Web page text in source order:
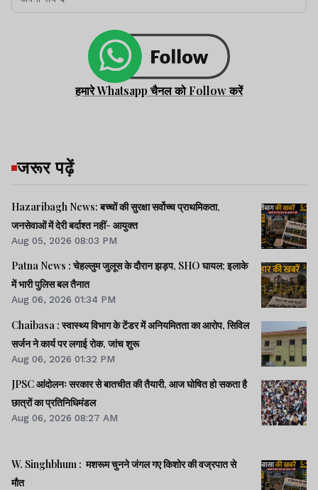
हड़कंप, जांच में मिले पशु
अवशेष
मामला : एयरफोर्स अधिकारी
की पत्नी ने आरोप नकारा,
कहा, मैंने किया है दहेज
प्रताड़ना का केस
Lagatar Media की यह खबर आपको कैसी लगी.
नीचे दिए गए कमेंट बॉक्स में अपनी राय साझा करें
हमारे Whatsapp चैनल को Follow करें
जरूर पढ़ें
Hazaribagh News: बच्चों की सुरक्षा सर्वोच्च प्राथमिकता,
जनसेवाओं में देरी बर्दाश्त नहीं- आयुक्त
Aug 05, 2026 08:03 PM
Patna News : चेहल्लुम जुलूस के दौरान झड़प, SHO घायल; इलाके
में भारी पुलिस बल तैनात
Aug 06, 2026 01:34 PM
Chaibasa : स्वास्थ्य विभाग के टेंडर में अनियमितता का आरोप, सिविल
सर्जन ने कार्य पर लगाई रोक, जांच शुरू
Aug 06, 2026 01:32 PM
JPSC आंदोलनः सरकार से बातचीत की तैयारी, आज घोषित हो सकता है
छात्रों का प्रतिनिधिमंडल
Aug 06, 2026 08:27 AM
W. Singhbhum : मशरूम चुनने जंगल गए किशोर की वज्रपात से
मौत